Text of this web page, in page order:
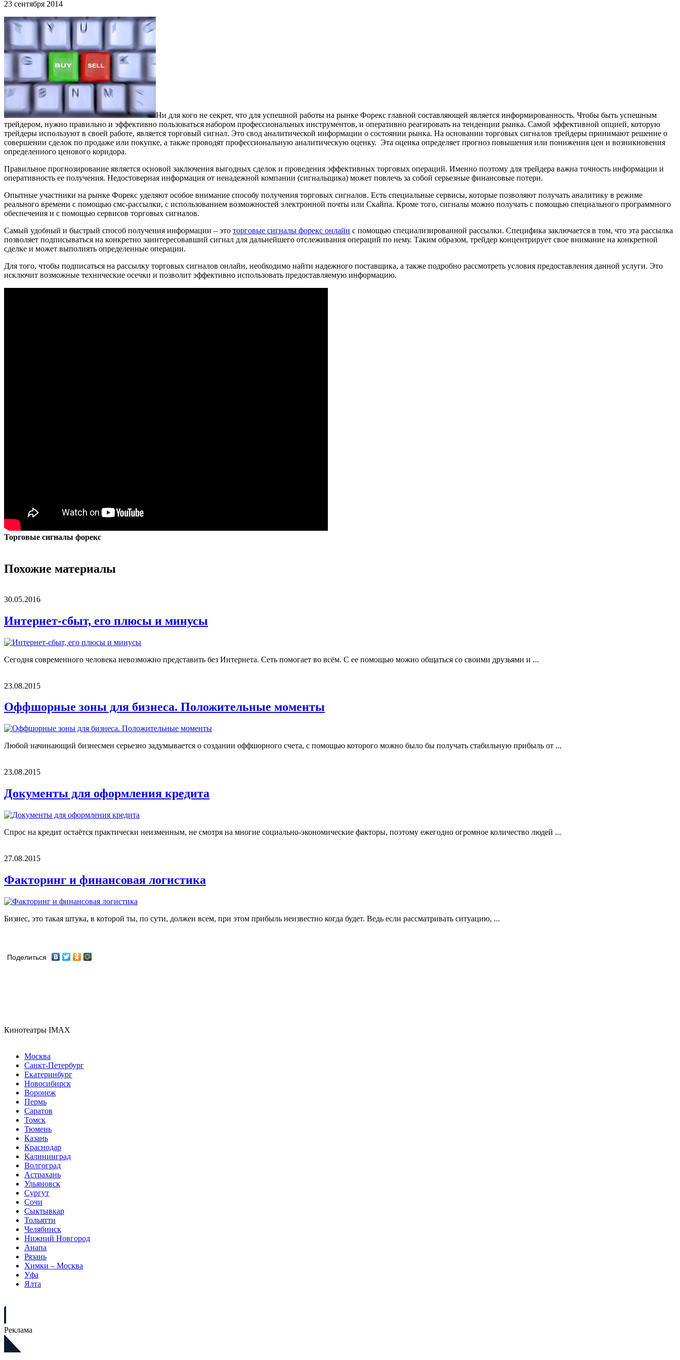
23 сентября 2014
Ни для кого не секрет, что для успешной работы на рынке Форекс главной составляющей является информированность. Чтобы быть успешным
трейдером, нужно правильно и эффективно пользоваться набором профессиональных инструментов, и оперативно реагировать на тенденции рынка. Самой эффективной опцией, которую
трейдеры используют в своей работе, является торговый сигнал. Это свод аналитической информации о состоянии рынка. На основании торговых сигналов трейдеры принимают решение о
совершении сделок по продаже или покупке, а также проводят профессиональную аналитическую оценку. Эта оценка определяет прогноз повышения или понижения цен и возникновения
определенного ценового коридора.
Правильное прогнозирование является основой заключения выгодных сделок и проведения эффективных торговых операций. Именно поэтому для трейдера важна точность информации и
оперативность ее получения. Недостоверная информация от ненадежной компании (сигнальщика) может повлечь за собой серьезные финансовые потери.
Опытные участники на рынке Форекс уделяют особое внимание способу получения торговых сигналов. Есть специальные сервисы, которые позволяют получать аналитику в режиме
реального времени с помощью смс-рассылки, с использованием возможностей электронной почты или Скайпа. Кроме того, сигналы можно получать с помощью специального программного
обеспечения и с помощью сервисов торговых сигналов.
Самый удобный и быстрый способ получения информации – это торговые сигналы форекс онлайн с помощью специализированной рассылки. Специфика заключается в том, что эта рассылка
позволяет подписываться на конкретно заинтересовавший сигнал для дальнейшего отслеживания операций по нему. Таким образом, трейдер концентрирует свое внимание на конкретной
сделке и может выполнять определенные операции.
Для того, чтобы подписаться на рассылку торговых сигналов онлайн, необходимо найти надежного поставщика, а также подробно рассмотреть условия предоставления данной услуги. Это
исключит возможные технические осечки и позволит эффективно использовать предоставляемую информацию.
Торговые сигналы форекс
Похожие материалы
30.05.2016
Интернет-сбыт, его плюсы и минусы
Сегодня современного человека невозможно представить без Интернета. Сеть помогает во всём. С ее помощью можно общаться со своими друзьями и ...
23.08.2015
Оффшорные зоны для бизнеса. Положительные моменты
Любой начинающий бизнесмен серьезно задумывается о создании оффшорного счета, с помощью которого можно было бы получать стабильную прибыль от ...
23.08.2015
Документы для оформления кредита
Спрос на кредит остаётся практически неизменным, не смотря на многие социально-экономические факторы, поэтому ежегодно огромное количество людей ...
27.08.2015
Факторинг и финансовая логистика
Бизнес, это такая штука, в которой ты, по сути, должен всем, при этом прибыль неизвестно когда будет. Ведь если рассматривать ситуацию, ...
Поделиться
Кинотеатры IMAX
Москва
Санкт-Петербург
Екатеринбург
Новосибирск
Воронеж
Пермь
Саратов
Томск
Тюмень
Казань
Краснодар
Калининград
Волгоград
Астрахань
Ульяновск
Сургут
Сочи
Сыктывкар
Тольятти
Челябинск
Нижний Новгород
Анапа
Рязань
Химки – Москва
Уфа
Ялта
Реклама